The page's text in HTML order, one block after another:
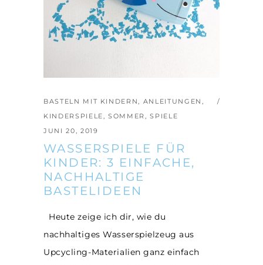
BASTELN MIT KINDERN, ANLEITUNGEN ,
KINDERSPIELE,SOMMER,SPIELE
JUNI 20, 2019
WASSERSPIELE FÜR
KINDER: 3 EINFACHE,
NACHHALTIGE
BASTELIDEEN
Heute zeige ich dir, wie du
nachhaltiges Wasserspielzeug aus
Upcycling-Materialien ganz einfach